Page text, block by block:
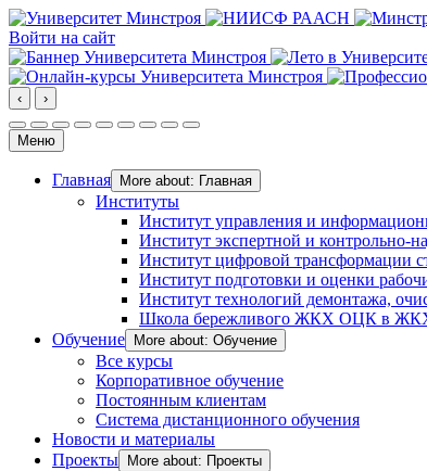
Войти на сайт
‹ ›
Меню
Главная More about: Главная
Институты
Институт управления и
Институт экспертной и контрольно-
Институт цифровой трансформации
Институт подготовки и оценки
Институт технологий демонтажа,
Школа бережливого ЖКХ ОЦК в
Обучение
More about: Обучение
Все курсы
Корпоративное обучение
Постоянным клиентам
Система дистанционного обучения
Новости и материалы
Проекты
More about: Проекты